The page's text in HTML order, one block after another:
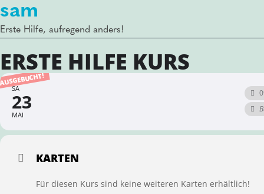
sam
Erste Hilfe, aufregend anders!
ERSTE HILFE KURS
SA
23
MAI
KARTEN
Für diesen Kurs sind keine weiteren Karten erhältlich!